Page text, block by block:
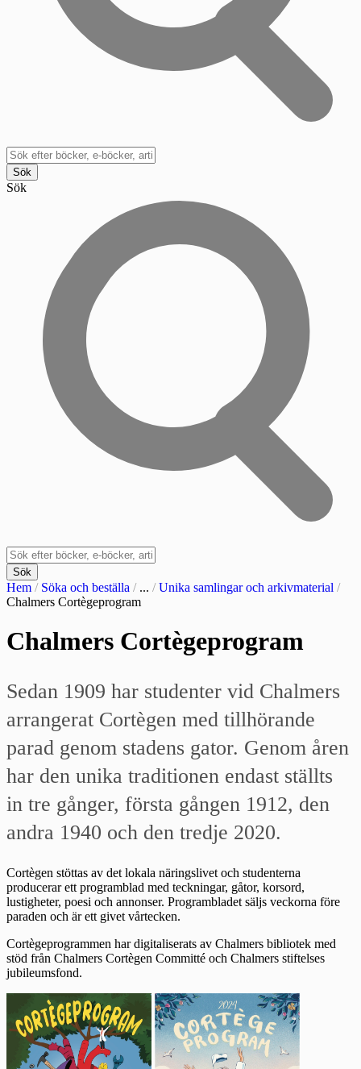
Sök
Sök
Sök
Hem / Söka och beställa / ... /Unika samlingar och arkivmaterial /
Chalmers Cortègeprogram
Chalmers Cortègeprogram
Sedan 1909 har studenter vid Chalmers
arrangerat Cortègen med tillhörande
parad genom stadens gator. Genom åren
har den unika traditionen endast ställts
in tre gånger, första gången 1912, den
andra 1940 och den tredje 2020.
Cortègen stöttas av det lokala näringslivet och studenterna
producerar ett programblad med teckningar, gåtor, korsord,
lustigheter, poesi och annonser. Programbladet säljs veckorna före
paraden och är ett givet vårtecken.
Cortègeprogrammen har digitaliserats av Chalmers bibliotek med
stöd från Chalmers Cortègen Committé och Chalmers stiftelses
jubileumsfond.